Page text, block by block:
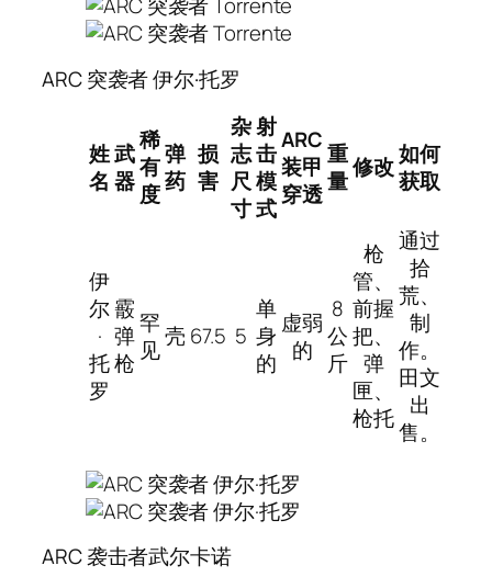
ARC 突袭者 伊尔·托罗
姓
名
武
器
稀
有
度
弹
药
损
害
杂
志
尺
寸
射
击
模
式
ARC
装甲
穿透
重
量修改如何
获取
伊
尔
·
托
罗
霰
弹
枪
罕
见壳 67.5 5
单
身
的
虚弱
的
8
公
斤
枪
管、
前握
把、
弹
匣、
枪托
通过
拾
荒、
制
作。
田文
出
售。
ARC 袭击者武尔卡诺